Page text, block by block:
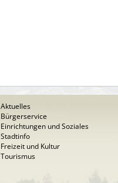
Aktuelles
Bürgerservice
Einrichtungen und Soziales
Stadtinfo
Freizeit und Kultur
Tourismus